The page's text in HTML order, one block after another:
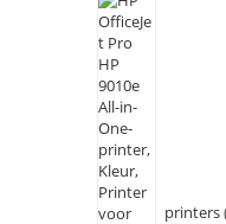
printers